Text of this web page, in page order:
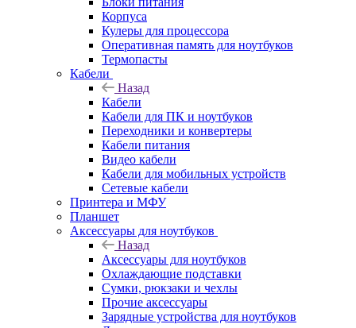
Корпуса
Кулеры для процессора
Оперативная память для ноутбуков
Термопасты
Кабели
Назад
Кабели
Кабели для ПК и ноутбуков
Переходники и конвертеры
Кабели питания
Видео кабели
Кабели для мобильных устройств
Сетевые кабели
Принтера и МФУ
Планшет
Аксессуары для ноутбуков
Назад
Аксессуары для ноутбуков
Охлаждающие подставки
Сумки, рюкзаки и чехлы
Прочие аксессуары
Зарядные устройства для ноутбуков